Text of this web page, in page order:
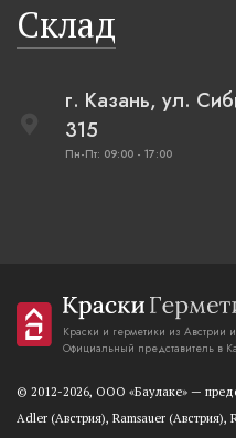
Склад
г. Казань, ул.
315
Пн-Пт: 09:00 - 17:00
Краски и герметики из Австрии
Официальный представитель в
© 2012-2026, OOO «Баулаке» —
Adler (Австрия), Ramsauer (Австрия),